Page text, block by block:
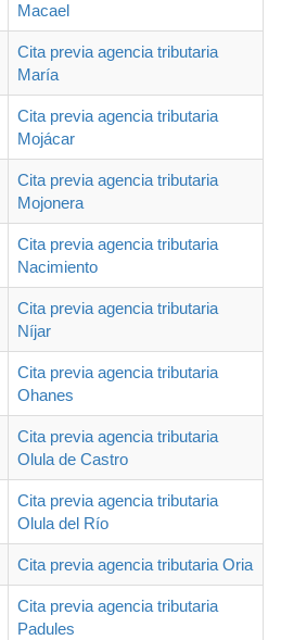
Macael
Cita previa agencia tributaria
María
Cita previa agencia tributaria
Mojácar
Cita previa agencia tributaria
Mojonera
Cita previa agencia tributaria
Nacimiento
Cita previa agencia tributaria
Níjar
Cita previa agencia tributaria
Ohanes
Cita previa agencia tributaria
Olula de Castro
Cita previa agencia tributaria
Olula del Río
Cita previa agencia tributaria Oria
Cita previa agencia tributaria
Padules